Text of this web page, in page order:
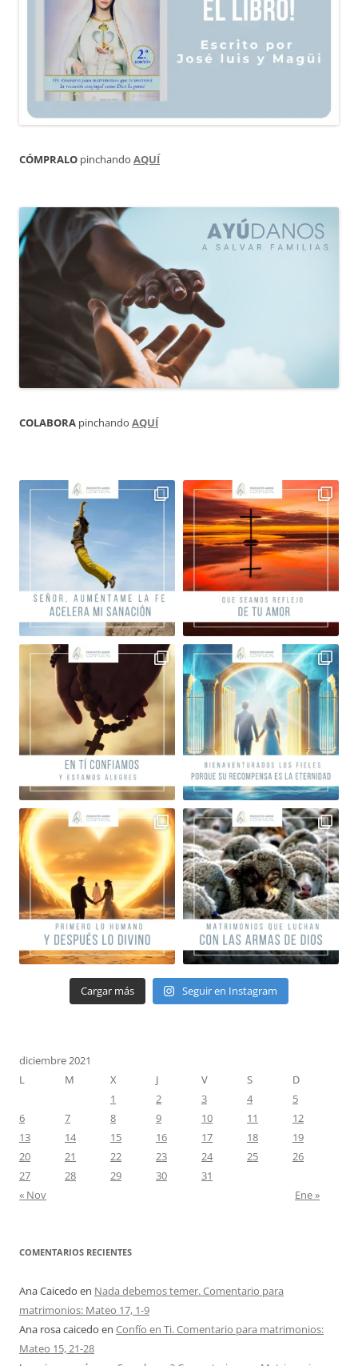
CÓMPRALO pinchando AQUÍ
COLABORA pinchando AQUÍ
Cargar más Seguir en Instagram
diciembre 2021
L
M X J V S
D
1
2 3 4
5
6
7 8 9 10 11
12
13
14 15 16 17 18
19
20
21 22 23 24 25
26
27
28 29 30
31
« Nov
Ene »
COMENTARIOS RECIENTES
Ana Caicedo en Nada debemos temer. Comentario para
matrimonios: Mateo 17, 1-9
Ana rosa caicedo en Confío en Ti. Comentario para matrimonios:
Mateo 15, 21-28